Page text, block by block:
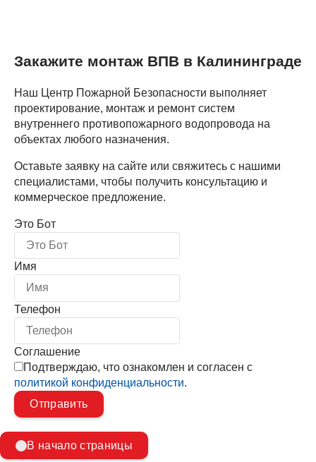
Закажите монтаж ВПВ в Калининграде
Наш Центр Пожарной Безопасности выполняет
проектирование, монтаж и ремонт систем
внутреннего противопожарного водопровода на
объектах любого назначения.
Оставьте заявку на сайте или свяжитесь с нашими
специалистами, чтобы получить консультацию и
коммерческое предложение.
Это Бот
Имя
Телефон
Соглашение
Подтверждаю, что ознакомлен и согласен с
политикой конфиденциальности.
В начало страницы